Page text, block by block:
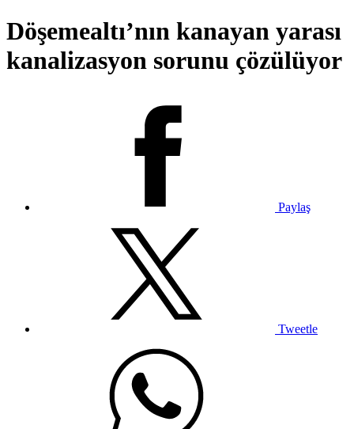
Döşemealtı’nın kanayan yarası
kanalizasyon sorunu çözülüyor
Paylaş
Tweetle